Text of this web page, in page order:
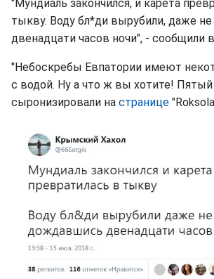
"Мундиаль закончился, и карета
тыкву. Воду бл*ди вырубили, даже
двенадцати часов ночи", - сообщили
"Небоскребы Евпатории имеют
с водой. Ну а что ж вы хотите!
сыронизировали на странице